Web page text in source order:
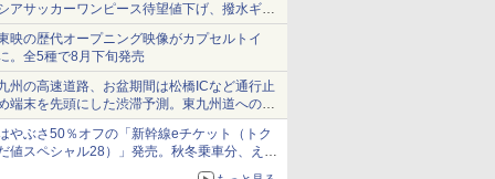
アサッカーワンピース待望値下げ、撥水ギア
ョーツは1990円に
映の歴代オープニング映像がカプセルトイ
。全5種で8月下旬発売
州の高速道路、お盆期間は松橋ICなど通行止
端末を先頭にした渋滞予測。東九州道への迂
は料金調整を実施
やぶさ50％オフの「新幹線eチケット（トク
値スペシャル28）」発売。秋冬乗車分、えき